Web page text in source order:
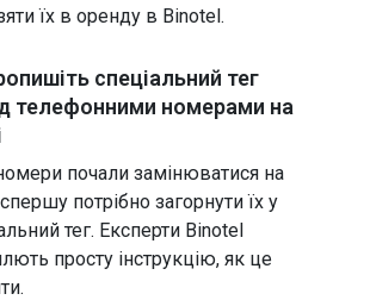
їх в оренду в Binotel.
спеціальний тег
телефонними номерами на
почали замінюватися на
спершу потрібно загорнути їх у
тег. Експерти Binotel
просту інструкцію, як це